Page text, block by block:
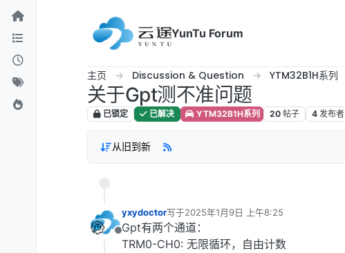
跳转至内容
YunTu Forum
主页 Discussion & Question YTM32B1H系列
关于Gpt测不准问题
已锁定 已解决 YTM32B1H系列 20 帖子 4 发布者
从旧到新
离线
yxydoctor写于2025年1月9日 上午8:25
最后由 编辑
Gpt有两个通道：
TRM0-CH0: 无限循环，自由计数